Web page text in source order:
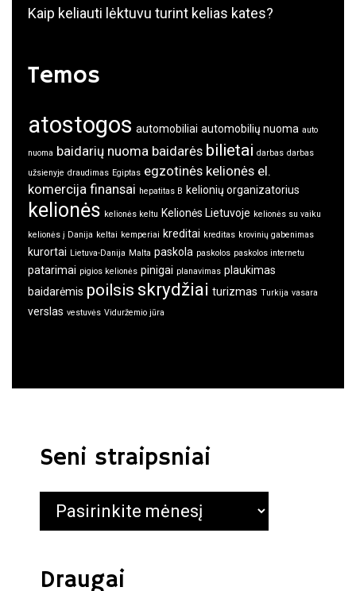
Kaip keliauti lėktuvu turint kelias kates?
Temos
atostogos automobiliai automobilių nuoma auto
nuoma baidarių nuoma baidarės bilietai darbas darbas
užsienyje draudimas Egiptas egzotinės kelionės el.
komercija finansai hepatitas B kelionių organizatorius
kelionės kelionės keltu Kelionės Lietuvoje kelionės su vaiku
kelionės į Danija keltai kemperiai kreditai kreditas krovinių gabenimas
kurortai Lietuva-Danija Malta paskola paskolos paskolos internetu
patarimai pigios kelionės pinigai planavimas plaukimas
baidarėmis poilsis skrydžiai turizmas Turkija vasara
verslas vestuvės Viduržemio jūra
Seni straipsniai
straipsniai
Draugai